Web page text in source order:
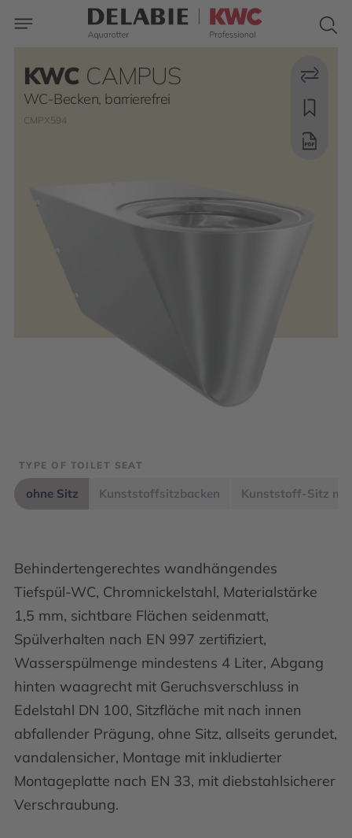
KWC CAMPUS
WC-Becken, barrierefrei
CMPX594
Behindertengerechtes wandhängendes
Tiefspül-WC, Chromnickelstahl, Materialstärke
1,5 mm, sichtbare Flächen seidenmatt,
Spülverhalten nach EN 997 zertifiziert,
Wasserspülmenge mindestens 4 Liter, Abgang
hinten waagrecht mit Geruchsverschluss in
Edelstahl DN 100, Sitzfläche mit nach innen
abfallender Prägung, ohne Sitz, allseits gerundet,
vandalensicher, Montage mit inkludierter
Montageplatte nach EN 33, mit diebstahlsicherer
Verschraubung.
TYPE OF TOILET SEAT
ohne Sitz Kunststoffsitzbacken Kunststoff-Sitz mit